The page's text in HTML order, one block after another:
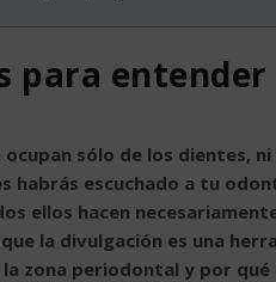
para
sólo de los dientes,
habrás escuchado a tu
ellos hacen
la divulgación es una
la zona periodontal y por